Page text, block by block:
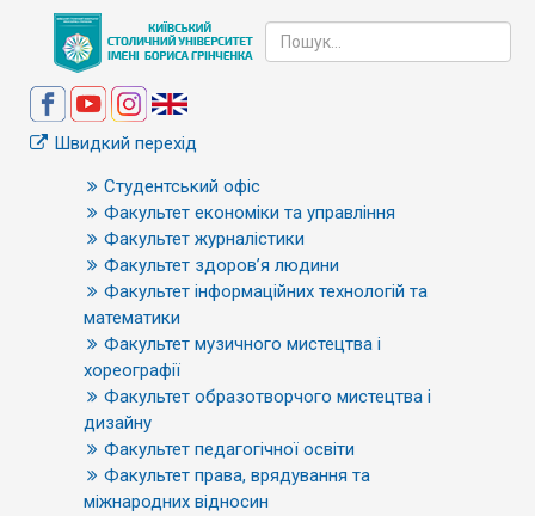
Швидкий перехід
Студентський офіс
Факультет економіки та управління
Факультет журналістики
Факультет здоров’я людини
Факультет інформаційних технологій та
математики
Факультет музичного мистецтва і
хореографії
Факультет образотворчого мистецтва і
дизайну
Факультет педагогічної освіти
Факультет права, врядування та
міжнародних відносин